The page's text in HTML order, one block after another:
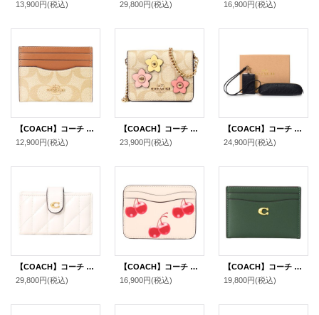
13,900円(税込)
29,800円(税込)
16,900円(税込)
【COACH】コーチ カードケース コーティングキャンバス レザー シグネチャー ロゴ スリム ID パスケース 定期入れ 名刺入れ ライトカーキ×ライトサドル（日本未発売）
12,900円(税込)
【COACH】コーチ コーティングキャンバス レザー シグネチャー フラワー アップリケ チェーン ミニ ウォレット カードケース カードポーチ 定期入れ 名刺入れ ポーチ コインケース ライトカーキマルチ〔日本未発売〕
23,900円(税込)
【COACH】コーチ エンボスレザー シグネチャー 型押し ペンケース ID カードケース ランヤード 専用BOX付 2点セット ブラック（日本未発売）
24,900円(税込)
【COACH】コーチ カードケース レザー キルティング エッセンシャル ロゴ アコーディオン カードホルダー カードケース 定期入れ 名刺入れ チャーク（日本未発売）
29,800円(税込)
【COACH】コーチ カードケース Coachtopia さくらんぼ レザー チェリー ロゴ スリム パスケース カードケース 定期入れ 名刺入れ マルチ（日本未発売）
16,900円(税込)
【COACH】コーチ カードケース レザー エッセンシャル C ロゴ カードケース スリム パスケース 定期入れ 名刺入れ ハンターグリーン（日本未発売）
19,800円(税込)